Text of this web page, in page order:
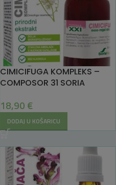
CIMICIFUGA KOMPLEKS –
COMPOSOR 31 SORIA
18,90 €
DODAJ U KOŠARICU